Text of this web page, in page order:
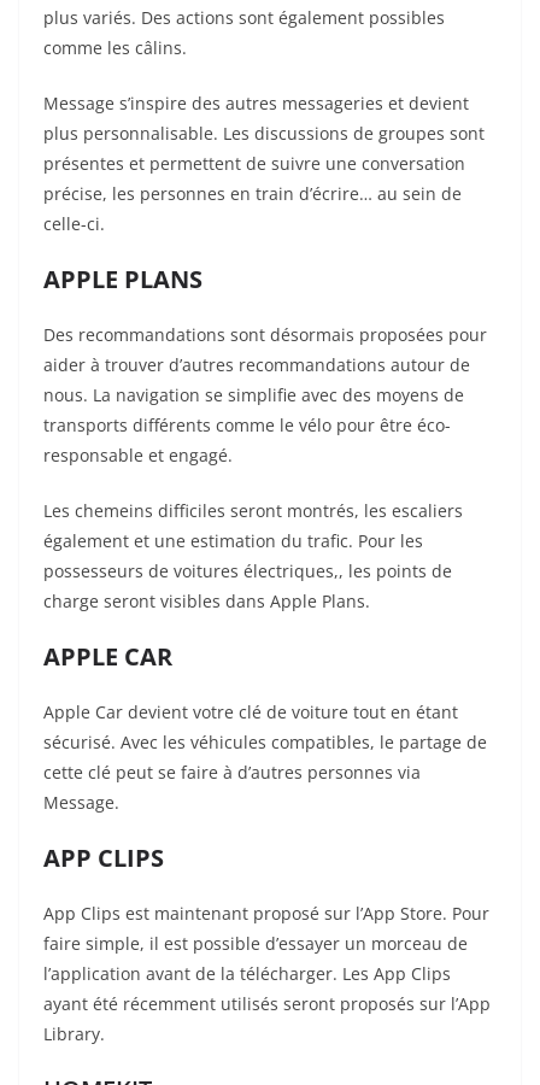
plus variés. Des actions sont également possibles
comme les câlins.
Message s’inspire des autres messageries et devient
plus personnalisable. Les discussions de groupes sont
présentes et permettent de suivre une conversation
précise, les personnes en train d’écrire… au sein de
celle-ci.
APPLE PLANS
Des recommandations sont désormais proposées pour
aider à trouver d’autres recommandations autour de
nous. La navigation se simplifie avec des moyens de
transports différents comme le vélo pour être éco-
responsable et engagé.
Les chemeins difficiles seront montrés, les escaliers
également et une estimation du trafic. Pour les
possesseurs de voitures électriques,, les points de
charge seront visibles dans Apple Plans.
APPLE CAR
Apple Car devient votre clé de voiture tout en étant
sécurisé. Avec les véhicules compatibles, le partage de
cette clé peut se faire à d’autres personnes via
Message.
APP CLIPS
App Clips est maintenant proposé sur l’App Store. Pour
faire simple, il est possible d’essayer un morceau de
l’application avant de la télécharger. Les App Clips
ayant été récemment utilisés seront proposés sur l’App
Library.